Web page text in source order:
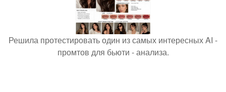
Решила протестировать один из самых интересных AI -
промтов для бьюти - анализа.